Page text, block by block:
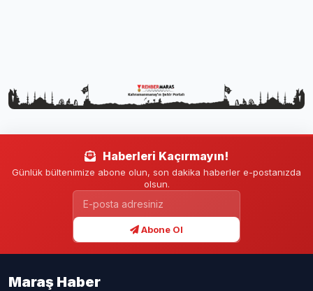
Haberleri Kaçırmayın!
Günlük bültenimize abone olun, son dakika haberler e-postanızda
olsun.
Abone Ol
Maraş Haber